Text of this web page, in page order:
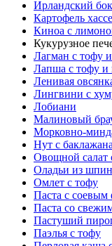
Ирландский
Картофель
Киноа с
Кукурузное
Лагман с тофу
Лапша с тофу и
Ленивая
Лингвини с
Лобиани
Малиновый
Морковно-
Нут с
Овощной салат
Оладьи из
Омлет с тофу
Паста с
Паста со
Пастуший
Паэлья с тофу